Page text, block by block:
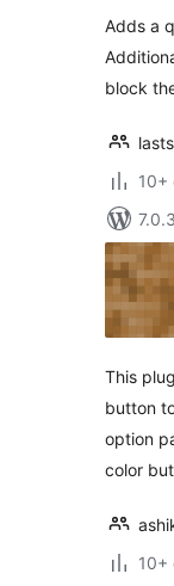
Adds a
block
10+
This
button
option
color
10+